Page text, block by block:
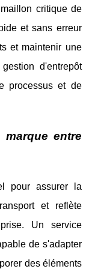
critique de
et sans erreur
et maintenir une
d'entrepôt
processus et de
marque entre
pour assurer la
et reflète
Un service
de s'adapter
des éléments